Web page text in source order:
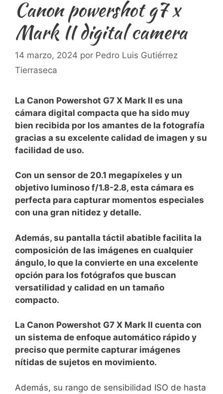
Canon powershot g7 x
Mark II digital camera
14 marzo, 2024 por Pedro Luis Gutiérrez
Tierraseca
La Canon Powershot G7 X Mark II⁢ es ​una
‍cámara digital compacta ⁢que ha sido muy
bien recibida por los amantes de la fotografía
gracias a su excelente calidad de‍ imagen y su
facilidad de uso.⁢
Con un sensor de 20.1 megapíxeles ⁤y ​un
objetivo⁣ luminoso f/1.8-2.8, esta ⁣cámara es⁣
perfecta para capturar momentos especiales
con una gran nitidez y detalle.⁢
Además, su⁢ pantalla táctil abatible ‌facilita la
composición de ⁢las⁣ imágenes‌ en cualquier
ángulo, lo que la convierte en una excelente
opción para los fotógrafos que buscan
⁢versatilidad y calidad en ⁣un tamaño
compacto.
La Canon Powershot‌ G7 X Mark ⁢II cuenta⁢ con
un sistema de enfoque automático rápido y
preciso que permite capturar imágenes
nítidas de sujetos en⁣ movimiento.
Además, su⁤ rango de sensibilidad ​ISO⁢ de hasta